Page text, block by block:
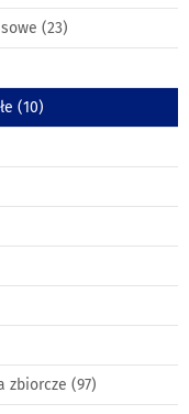
(23)
(10)
zbiorcze (97)